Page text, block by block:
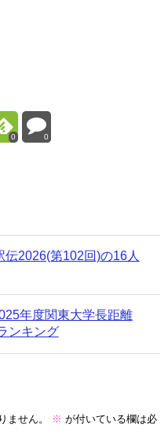
0 0
伝2026(第102回)の16人
年度関東大学長距離
ンキング
ません。 ※ が付いている欄は必